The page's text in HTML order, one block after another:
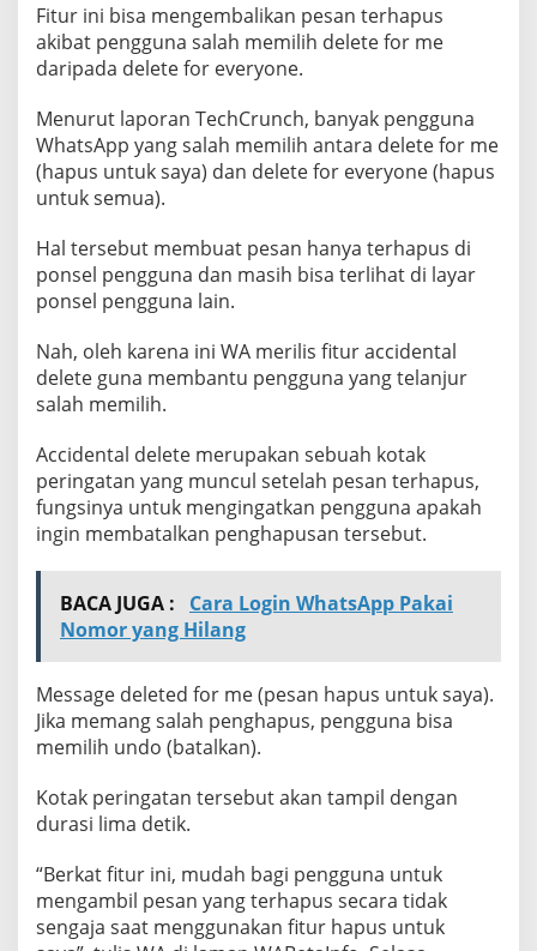
Fitur ini bisa mengembalikan pesan terhapus
akibat pengguna salah memilih delete for me
daripada delete for everyone.
Menurut laporan TechCrunch, banyak pengguna
WhatsApp yang salah memilih antara delete for me
(hapus untuk saya) dan delete for everyone (hapus
untuk semua).
Hal tersebut membuat pesan hanya terhapus di
ponsel pengguna dan masih bisa terlihat di layar
ponsel pengguna lain.
Nah, oleh karena ini WA merilis fitur accidental
delete guna membantu pengguna yang telanjur
salah memilih.
Accidental delete merupakan sebuah kotak
peringatan yang muncul setelah pesan terhapus,
fungsinya untuk mengingatkan pengguna apakah
ingin membatalkan penghapusan tersebut.
BACA JUGA :
Cara Login WhatsApp Pakai
Nomor yang Hilang
Message deleted for me (pesan hapus untuk saya).
Jika memang salah penghapus, pengguna bisa
memilih undo (batalkan).
Kotak peringatan tersebut akan tampil dengan
durasi lima detik.
“Berkat fitur ini, mudah bagi pengguna untuk
mengambil pesan yang terhapus secara tidak
sengaja saat menggunakan fitur hapus untuk